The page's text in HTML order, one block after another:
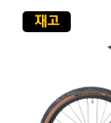
재고